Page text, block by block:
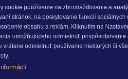
cookie používame na zhromažďovanie a
stránok, na poskytovanie funkcií
obsahu a reklám. Kliknutím na
umožňujúceho odmietnuť prispôsobovanie
vrátane odmietnuť používanie niektorých či